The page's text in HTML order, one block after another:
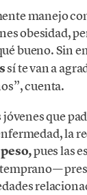
manejo
obesidad,
bueno. Sin
sí te van a
cuenta.
que
la
pues las